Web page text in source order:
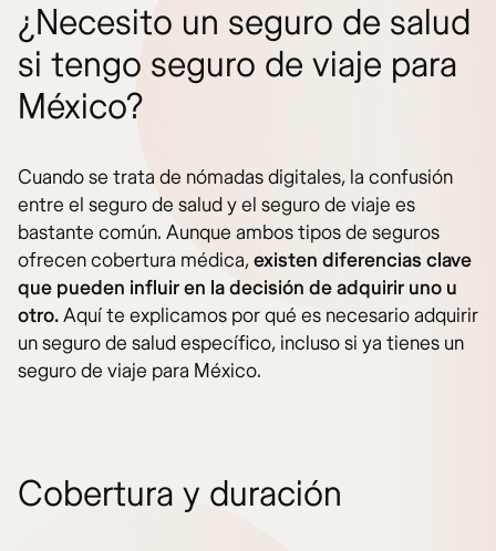
¿Necesito un seguro de salud
si tengo seguro de viaje para
México?
Cuando se trata de nómadas digitales, la confusión
entre el seguro de salud y el seguro de viaje es
bastante común. Aunque ambos tipos de seguros
ofrecen cobertura médica,existen diferencias clave
que pueden influir en la decisión de adquirir uno u
otro.Aquí te explicamos por qué es necesario adquirir
un seguro de salud específico, incluso si ya tienes un
seguro de viaje para México.
Cobertura y duración